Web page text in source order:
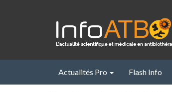
Actualités Pro Flash Info